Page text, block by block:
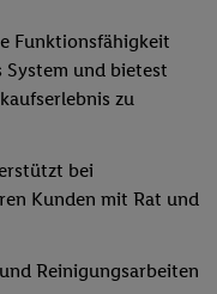
Funktionsfähigkeit
System und bietest
zu
bei
Kunden mit Rat und
Reinigungsarbeiten